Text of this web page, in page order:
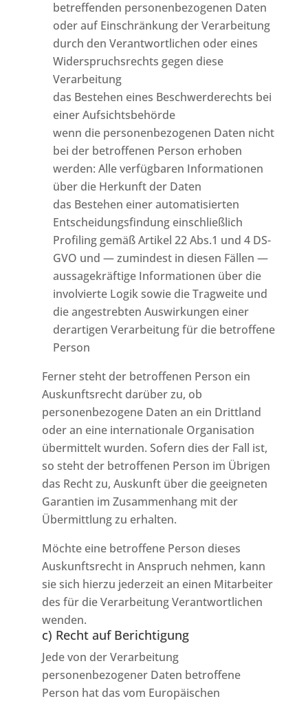
betreffenden personenbezogenen Daten
oder auf Einschränkung der Verarbeitung
durch den Verantwortlichen oder eines
Widerspruchsrechts gegen diese
Verarbeitung
das Bestehen eines Beschwerderechts bei
einer Aufsichtsbehörde
wenn die personenbezogenen Daten nicht
bei der betroffenen Person erhoben
werden: Alle verfügbaren Informationen
über die Herkunft der Daten
das Bestehen einer automatisierten
Entscheidungsfindung einschließlich
Profiling gemäß Artikel 22 Abs.1 und 4 DS-
GVO und — zumindest in diesen Fällen —
aussagekräftige Informationen über die
involvierte Logik sowie die Tragweite und
die angestrebten Auswirkungen einer
derartigen Verarbeitung für die betroffene
Person
Ferner steht der betroffenen Person ein
Auskunftsrecht darüber zu, ob
personenbezogene Daten an ein Drittland
oder an eine internationale Organisation
übermittelt wurden. Sofern dies der Fall ist,
so steht der betroffenen Person im Übrigen
das Recht zu, Auskunft über die geeigneten
Garantien im Zusammenhang mit der
Übermittlung zu erhalten.
Möchte eine betroffene Person dieses
Auskunftsrecht in Anspruch nehmen, kann
sie sich hierzu jederzeit an einen Mitarbeiter
des für die Verarbeitung Verantwortlichen
wenden.
c) Recht auf Berichtigung
Jede von der Verarbeitung
personenbezogener Daten betroffene
Person hat das vom Europäischen